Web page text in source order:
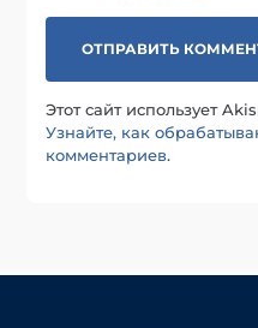
Этот сайт использует
Узнайте, как
комментариев.